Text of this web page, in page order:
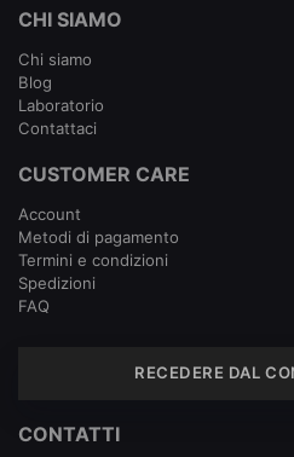
CHI SIAMO
Chi siamo
Blog
Laboratorio
Contattaci
CUSTOMER CARE
Account
Metodi di pagamento
Termini e condizioni
Spedizioni
FAQ
RECEDERE DAL
CONTATTI